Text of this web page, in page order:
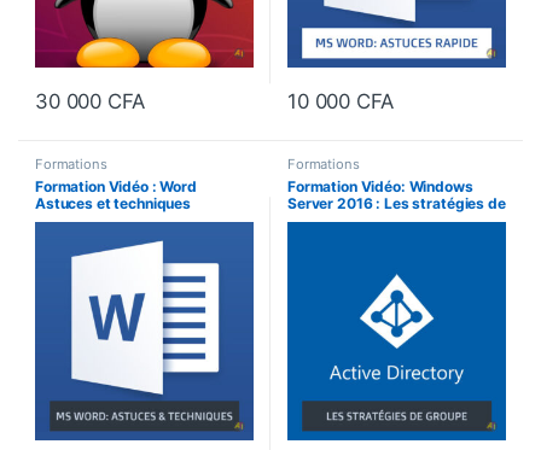
30 000 CFA 10 000 CFA
Formations
Formation Vidéo : Word
Astuces et techniques
Formations
Formation Vidéo: Windows
Server 2016 : Les stratégies de
groupe et l’Active Directory